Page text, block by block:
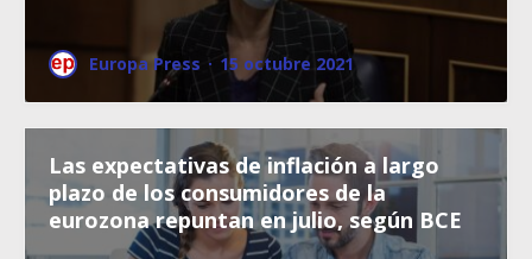
Europa Press · 15 octubre 2021
Las expectativas de inflación a largo
plazo de los consumidores de la
eurozona repuntan en julio, según BCE